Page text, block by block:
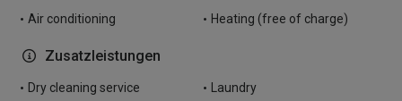
Air conditioning Heating (free of charge)
Zusatzleistungen
Dry cleaning service
Laundry